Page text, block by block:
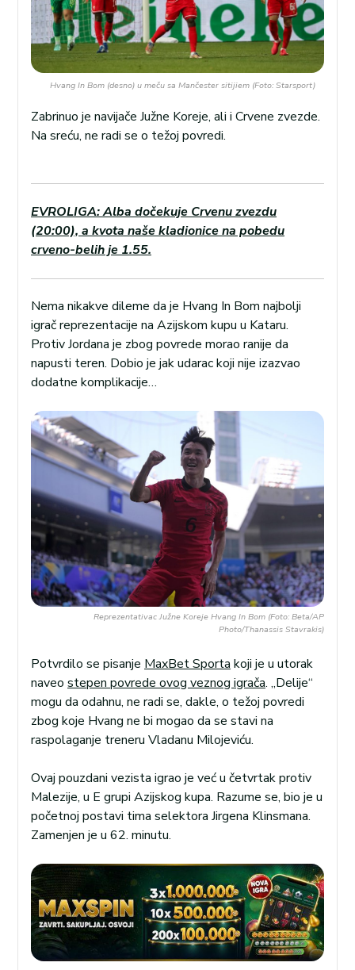
Hvang In Bom (desno) u meču sa Mančester sitijiem (Foto: Starsport)
Zabrinuo je navijače Južne Koreje, ali i Crvene zvezde.
Na sreću, ne radi se o težoj povredi.
EVROLIGA: Alba dočekuje Crvenu zvezdu
(20:00), a kvota naše kladionice na pobedu
crveno-belih je 1.55.
Nema nikakve dileme da je Hvang In Bom najbolji
igrač reprezentacije na Azijskom kupu u Kataru.
Protiv Jordana je zbog povrede morao ranije da
napusti teren. Dobio je jak udarac koji nije izazvao
dodatne komplikacije…
Reprezentativac Južne Koreje Hvang In Bom (Foto: Beta/AP
Photo/Thanassis Stavrakis)
Potvrdilo se pisanje MaxBet Sporta koji je u utorak
naveo stepen povrede ovog veznog igrača. „Delije“
mogu da odahnu, ne radi se, dakle, o težoj povredi
zbog koje Hvang ne bi mogao da se stavi na
raspolaganje treneru Vladanu Milojeviću.
Ovaj pouzdani vezista igrao je već u četvrtak protiv
Malezije, u E grupi Azijskog kupa. Razume se, bio je u
početnoj postavi tima selektora Jirgena Klinsmana.
Zamenjen je u 62. minutu.